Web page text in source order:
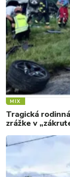
MIX
Tragická
zrážke v